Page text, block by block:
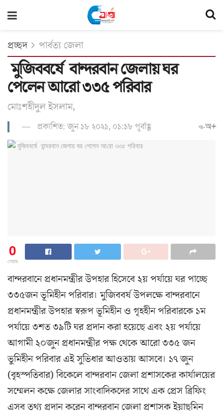
প্রচ্ছদ পার্বত্য জেলা
মুজিববর্ষে বান্দরবান জেলায় ঘর
পেলেন আ‌রো ৩৩৫ প‌রিবার
মোঃশহীদুল ইসলাম,
প্রকাশিত: জুন ১৮ ২০২১, ০১:১৮ পূর্বাহ্ণ অ-অ+
0
শেয়ার
বান্দরবানে প্রধানমন্ত্রীর উপহার হিসেবে ২য় পর্যায়ে ঘর পাচ্ছে
৩৩৫জন ভূমিহীন পরিবার। মুজিববর্ষ উপলক্ষে বান্দরবানে
প্রধানমন্ত্রীর উপহার স্বরূপ ভূমিহীন ও গৃহহীন পরিবারকে ১ম
পর্যায়ে ৩শত ৩৯টি ঘর প্রদান করা হয়েছে এবং ২য় পর্যায়ে
আগামী ২০জুন প্রধানমন্ত্রীর পক্ষ থেকে আরো ৩৩৫ জন
ভুমিহীন পরিবার এই সুভিধার আওতায় আসবে। ১৭ জুন
(বৃহস্পতিবার) বিকেলে বান্দরবান জেলা প্রশাসকের কার্যালয়ের
সম্মেলন কক্ষে জেলার সাংবাদিকদের সাথে এক প্রেস ব্রিফিং
এসব তথ্য প্রদান করেন বান্দরবান জেলা প্রশাসক ইয়াছমিন